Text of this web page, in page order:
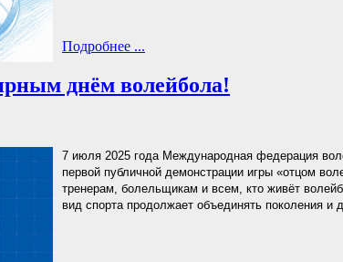
Подробнее ...
днём волейбола!
7 июля 2025 года Международная федерация
первой публичной демонстрации игры «отцом
тренерам, болельщикам и всем, кто живёт
вид спорта продолжает объединять поколения